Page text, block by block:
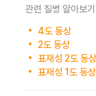
관련 질병 알아보기
4도 동상
2도 동상
표재성 2도 동상
표재성 1도 동